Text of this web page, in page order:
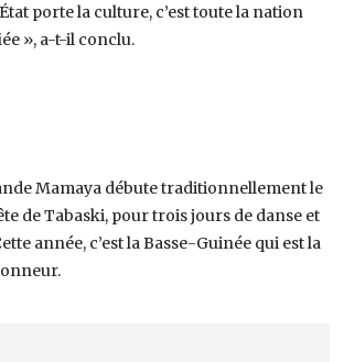
porte la culture, c’est toute la nation
», a-t-il conclu.
Mamaya débute traditionnellement le
de Tabaski, pour trois jours de danse et
année, c’est la Basse-Guinée qui est la